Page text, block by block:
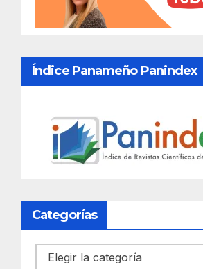
Índice Panameño Panindex
Categorías
Categorías